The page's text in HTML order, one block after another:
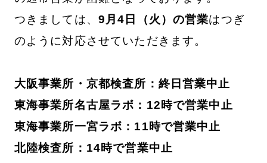
つきましては、 9月4日（火）の営業はつぎ
のように対応させていただきます。
大阪事業所・京都検査所：終日営業中止
東海事業所名古屋ラボ：12時で営業中止
東海事業所一宮ラボ：11時で営業中止
北陸検査所：14時で営業中止